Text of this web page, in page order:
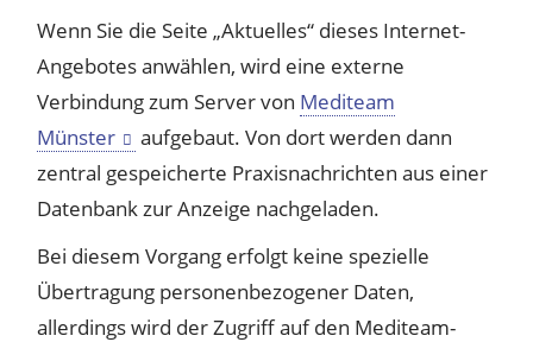
Wenn Sie die Seite „Aktuelles“ dieses Internet-
Angebotes anwählen, wird eine externe
Verbindung zum Server von Mediteam
Münster
aufgebaut. Von dort werden dann
zentral gespeicherte Praxisnachrichten aus einer
Datenbank zur Anzeige nachgeladen.
Bei diesem Vorgang erfolgt keine spezielle
Übertragung personenbezogener Daten,
allerdings wird der Zugriff auf den Mediteam-